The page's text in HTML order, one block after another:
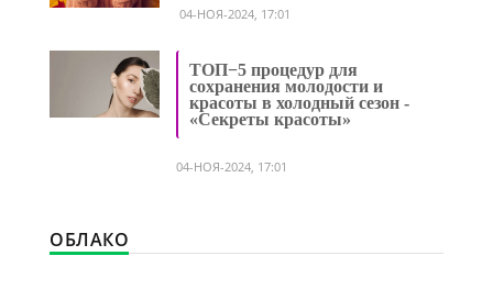
04-НОЯ-2024, 17:01
ТОП−5 процедур для
сохранения молодости и
красоты в холодный сезон -
«Секреты красоты»
04-НОЯ-2024, 17:01
ОБЛАКО